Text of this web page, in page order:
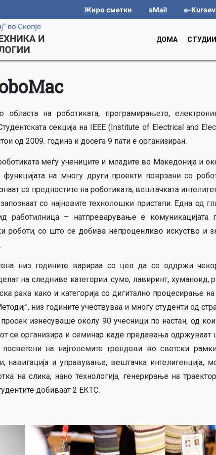
Жиро сметки sMail e-
ДОМА СТУДИИ
на роботиката, програмирањето,
секција на IEEE (Institute of Electrical and
од 2009. година и досега 9 пати е организиран.
меѓу учениците и младите во Македонија и
на многу други проекти поврзани со
со предностите на роботиката, вештачката
со најновите технолошки пристапи. Една од
работилница – натпреварување е комуникацијата
роботи, со што се добива непроценливо искуство и
низ годините варираа со цел да се оддржи
на следниве категории: сумо, лавиринт, хуманоид,
рака како и категорија со дигитално процесирање на
низ годините учествуваа и многу студенти од
изнесуваше околу 90 учесници по настан, од
се организира и семинар каде предавања одржуваат
на најголемите трендови во светски
навигација и управување, вештачка интелигенција,
на слика, нано технологија, генерирање на
добиваат 2 ЕКТС.